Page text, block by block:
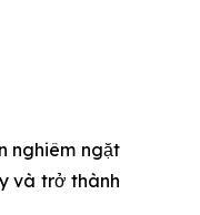
nghiêm ngặt
và trở thành